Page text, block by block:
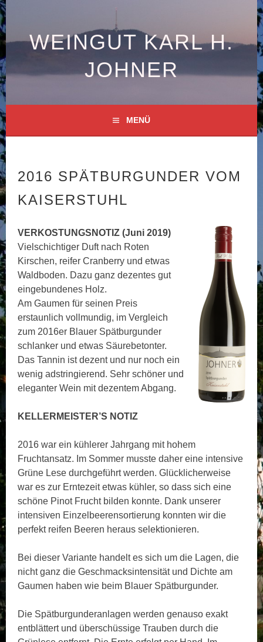
Springe
zum
Inhalt WEINGUT KARL H.
JOHNER
MENÜ
2016 SPÄTBURGUNDER VOM
KAISERSTUHL
VERKOSTUNGSNOTIZ (Juni 2019)
Vielschichtiger Duft nach Roten
Kirschen, reifer Cranberry und etwas
Waldboden. Dazu ganz dezentes gut
eingebundenes Holz.
Am Gaumen für seinen Preis
erstaunlich vollmundig, im Vergleich
zum 2016er Blauer Spätburgunder
schlanker und etwas Säurebetonter.
Das Tannin ist dezent und nur noch ein
wenig adstringierend. Sehr schöner und
eleganter Wein mit dezentem Abgang.
KELLERMEISTER’S NOTIZ
2016 war ein kühlerer Jahrgang mit hohem
Fruchtansatz. Im Sommer musste daher eine intensive
Grüne Lese durchgeführt werden. Glücklicherweise
war es zur Erntezeit etwas kühler, so dass sich eine
schöne Pinot Frucht bilden konnte. Dank unserer
intensiven Einzelbeerensortierung konnten wir die
perfekt reifen Beeren heraus selektionieren.
Bei dieser Variante handelt es sich um die Lagen, die
nicht ganz die Geschmacksintensität und Dichte am
Gaumen haben wie beim Blauer Spätburgunder.
Die Spätburgunderanlagen werden genauso exakt
entblättert und überschüssige Trauben durch die